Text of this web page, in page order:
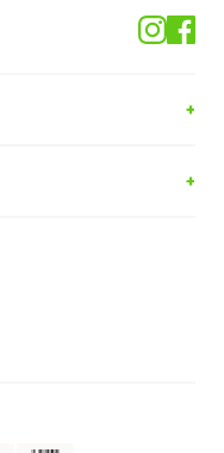
+
+